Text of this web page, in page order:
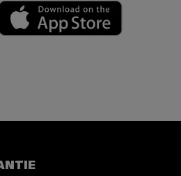
market